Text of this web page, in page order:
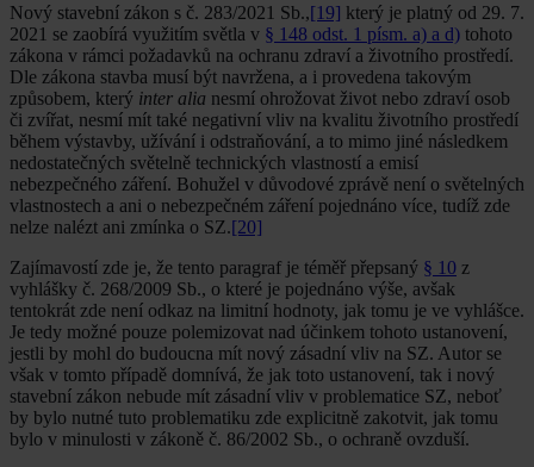
Nový stavební zákon s č. 283/2021 Sb.,[19] který je platný od 29. 7.
2021 se zaobírá využitím světla v § 148 odst. 1 písm. a) a d) tohoto
zákona v rámci požadavků na ochranu zdraví a životního prostředí.
Dle zákona stavba musí být navržena, a i provedena takovým
způsobem, který inter alia nesmí ohrožovat život nebo zdraví osob
či zvířat, nesmí mít také negativní vliv na kvalitu životního prostředí
během výstavby, užívání i odstraňování, a to mimo jiné následkem
nedostatečných světelně technických vlastností a emisí
nebezpečného záření. Bohužel v důvodové zprávě není o světelných
vlastnostech a ani o nebezpečném záření pojednáno více, tudíž zde
nelze nalézt ani zmínka o SZ.[20]
Zajímavostí zde je, že tento paragraf je téměř přepsaný § 10 z
vyhlášky č. 268/2009 Sb., o které je pojednáno výše, avšak
tentokrát zde není odkaz na limitní hodnoty, jak tomu je ve vyhlášce.
Je tedy možné pouze polemizovat nad účinkem tohoto ustanovení,
jestli by mohl do budoucna mít nový zásadní vliv na SZ. Autor se
však v tomto případě domnívá, že jak toto ustanovení, tak i nový
stavební zákon nebude mít zásadní vliv v problematice SZ, neboť
by bylo nutné tuto problematiku zde explicitně zakotvit, jak tomu
bylo v minulosti v zákoně č. 86/2002 Sb., o ochraně ovzduší.